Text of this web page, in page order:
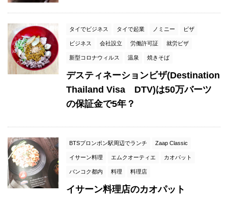
タイでビジネス タイで起業 ノミニー ビザ
ビジネス 会社設立 労働許可証 就労ビザ
新型コロナウィルス 温泉 焼きそば
デスティネーションビザ(Destination
Thailand Visa DTV)は50万バーツ
の保証金で5年？
BTSプロンポン駅周辺でランチ Zaap Classic
イサーン料理 エムクオーティエ カオパット
バンコク都内 料理 料理店
イサーン料理店のカオパット